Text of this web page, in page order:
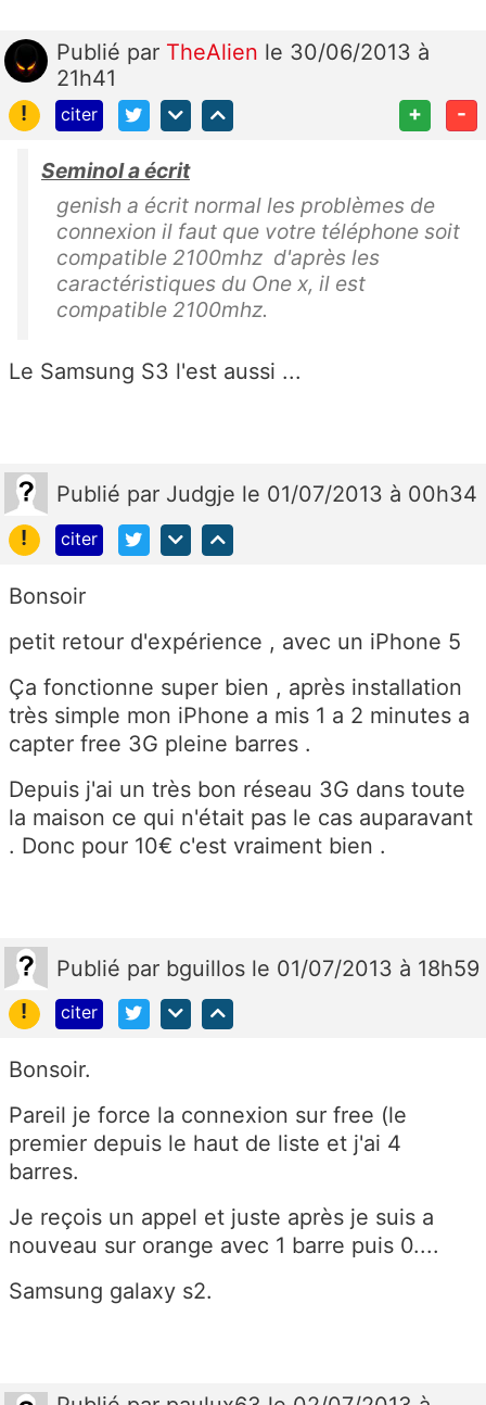
Publié par TheAlien le 30/06/2013 à
21h41
!
citer + -
Seminol a écrit
genish a écrit normal les problèmes de
connexion il faut que votre téléphone soit
compatible 2100mhz d'après les
caractéristiques du One x, il est
compatible 2100mhz.
Le Samsung S3 l'est aussi ...
Publié par Judgje le 01/07/2013 à 00h34
!
citer
Bonsoir
petit retour d'expérience , avec un iPhone 5
Ça fonctionne super bien , après installation
très simple mon iPhone a mis 1 a 2 minutes a
capter free 3G pleine barres .
Depuis j'ai un très bon réseau 3G dans toute
la maison ce qui n'était pas le cas auparavant
. Donc pour 10€ c'est vraiment bien .
Publié par bguillos le 01/07/2013 à 18h59
!
citer
Bonsoir.
Pareil je force la connexion sur free (le
premier depuis le haut de liste et j'ai 4
barres.
Je reçois un appel et juste après je suis a
nouveau sur orange avec 1 barre puis 0....
Samsung galaxy s2.